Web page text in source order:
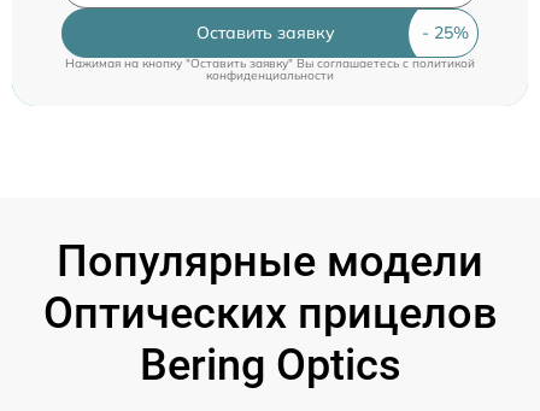
Оставить заявку
Нажимая на кнопку "Оставить заявку" Вы соглашаетесь c политикой
конфиденциальности
Популярные модели
Оптических прицелов
Bering Optics